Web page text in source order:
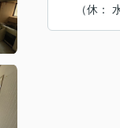
（休：